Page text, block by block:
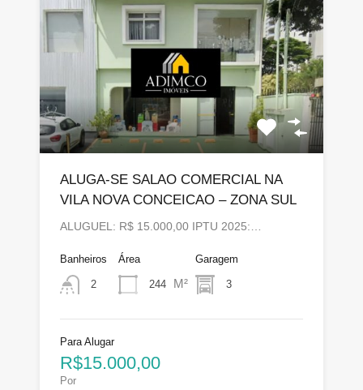
ALUGA-SE SALAO COMERCIAL NA
VILA NOVA CONCEICAO – ZONA SUL
ALUGUEL: R$ 15.000,00 IPTU 2025:…
Banheiros
2
Área
244 M²
Garagem
3
Para Alugar
R$15.000,00
Por